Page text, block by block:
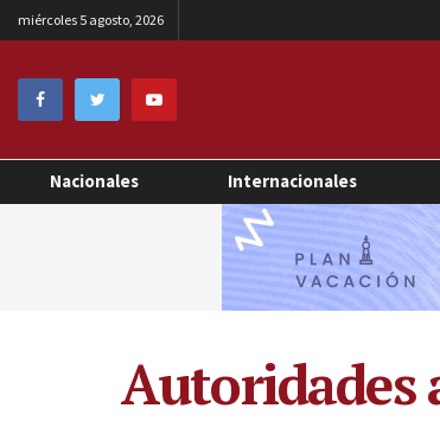
miércoles 5 agosto, 2026
Nacionales Internacionales
Autoridades